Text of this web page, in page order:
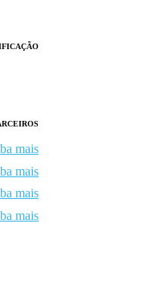
mais
mais
mais
mais